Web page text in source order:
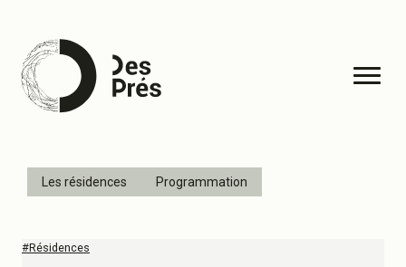
Les résidences Programmation
#Résidences